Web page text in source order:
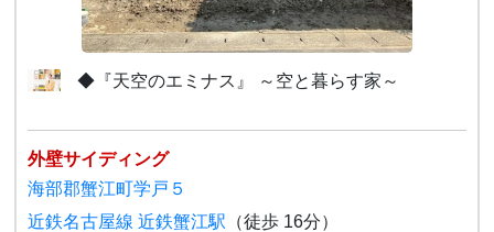
◆『天空のエミナス』 ～空と暮らす家～
外壁サイディング
海部郡蟹江町学戸５
近鉄名古屋線 近鉄蟹江駅 （徒歩 16分）